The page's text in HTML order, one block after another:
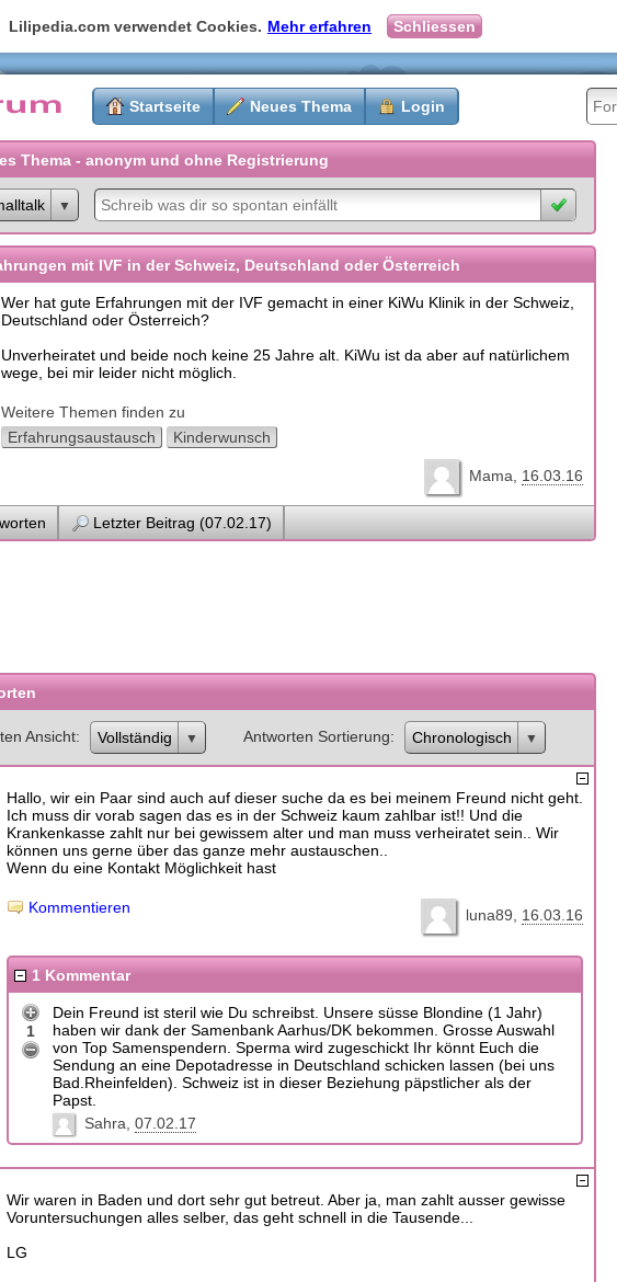
Lilipedia.com verwendet Cookies. Mehr erfahren Schliessen
Startseite Neues Thema Login
Thema - anonym und ohne Registrierung
mit IVF in der Schweiz, Deutschland oder Österreich
Wer hat gute Erfahrungen mit der IVF gemacht in einer KiWu Klinik in der Schweiz,
Deutschland oder Österreich?
Unverheiratet und beide noch keine 25 Jahre alt. KiWu ist da aber auf natürlichem
wege, bei mir leider nicht möglich.
Weitere Themen finden zu
Erfahrungsaustausch
Kinderwunsch
Mama 16.03.16
Letzter Beitrag (07.02.17)
Ansicht Vollständig Antworten Sortierung Chronologisch
Hallo, wir ein Paar sind auch auf dieser suche da es bei meinem Freund nicht geht.
Ich muss dir vorab sagen das es in der Schweiz kaum zahlbar ist!! Und die
Krankenkasse zahlt nur bei gewissem alter und man muss verheiratet sein.. Wir
können uns gerne über das ganze mehr austauschen..
Wenn du eine Kontakt Möglichkeit hast
luna89 16.03.16
Kommentieren
1 Kommentar
1
Dein Freund ist steril wie Du schreibst. Unsere süsse Blondine (1 Jahr)
haben wir dank der Samenbank Aarhus/DK bekommen. Grosse Auswahl
von Top Samenspendern. Sperma wird zugeschickt Ihr könnt Euch die
Sendung an eine Depotadresse in Deutschland schicken lassen (bei uns
Bad.Rheinfelden). Schweiz ist in dieser Beziehung päpstlicher als der
Papst.
Sahra 07.02.17
Wir waren in Baden und dort sehr gut betreut. Aber ja, man zahlt ausser gewisse
Voruntersuchungen alles selber, das geht schnell in die Tausende...
LG